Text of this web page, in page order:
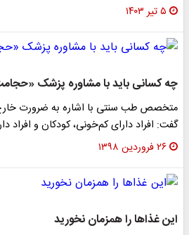
۵ تیر ۱۴۰۳
چه کسانی باید با مشاوره پزشک
متخصص طب سنتی با اشاره به ضرورت خارج
گفت: افراد دارای کم‌خونی، کودکان و افراد دارای
۲۶ فروردین ۱۳۹۸
این غذاها را همزمان نخورید